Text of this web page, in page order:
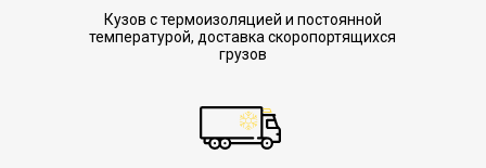
Кузов с термоизоляцией и постоянной
температурой, доставка скоропортящихся
грузов